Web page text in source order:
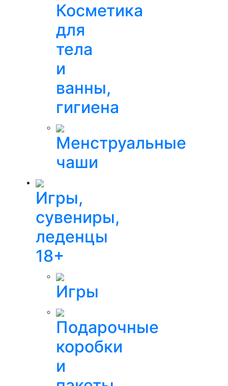
Косметика
для
тела
и
ванны,
гигиена
Менструальные
чаши
Игры,
сувениры,
леденцы
18+
Игры
Подарочные
коробки
и